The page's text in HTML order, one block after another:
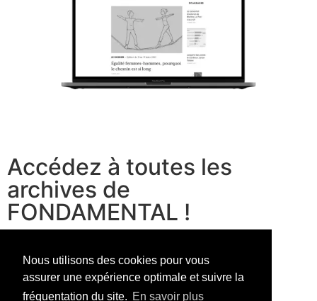
Nous utilisons des cookies pour vous
assurer une expérience optimale et suivre la
fréquentation du site. En savoir plus
Accédez à toutes les
archives de
FONDAMENTAL !